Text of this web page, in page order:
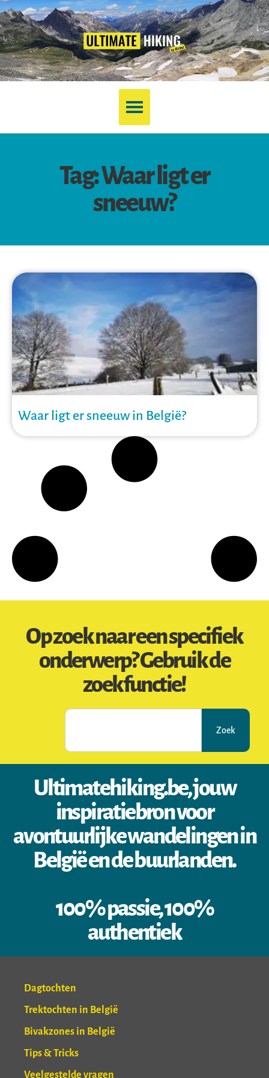
Tag: Waar ligt er
sneeuw?
Waar ligt er sneeuw in België?
Op zoek naar een specifiek
onderwerp? Gebruik de
zoekfunctie!
Zoek
Ultimatehiking.be, jouw
inspiratiebron voor
avontuurlijke wandelingen in
België en de buurlanden.
100% passie, 100%
authentiek
Dagtochten
Trektochten in België
Bivakzones in België
Tips & Tricks
Veelgestelde vragen